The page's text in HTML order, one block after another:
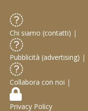
Chi siamo (contatti) |
Pubblicità (advertising) |
Collabora con noi |
Privacy Policy